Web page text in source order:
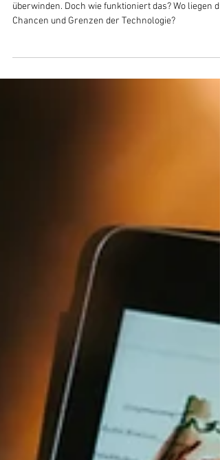
Sprachen lernen?
überwinden. Doch wie funktioniert das? Wo liegen die